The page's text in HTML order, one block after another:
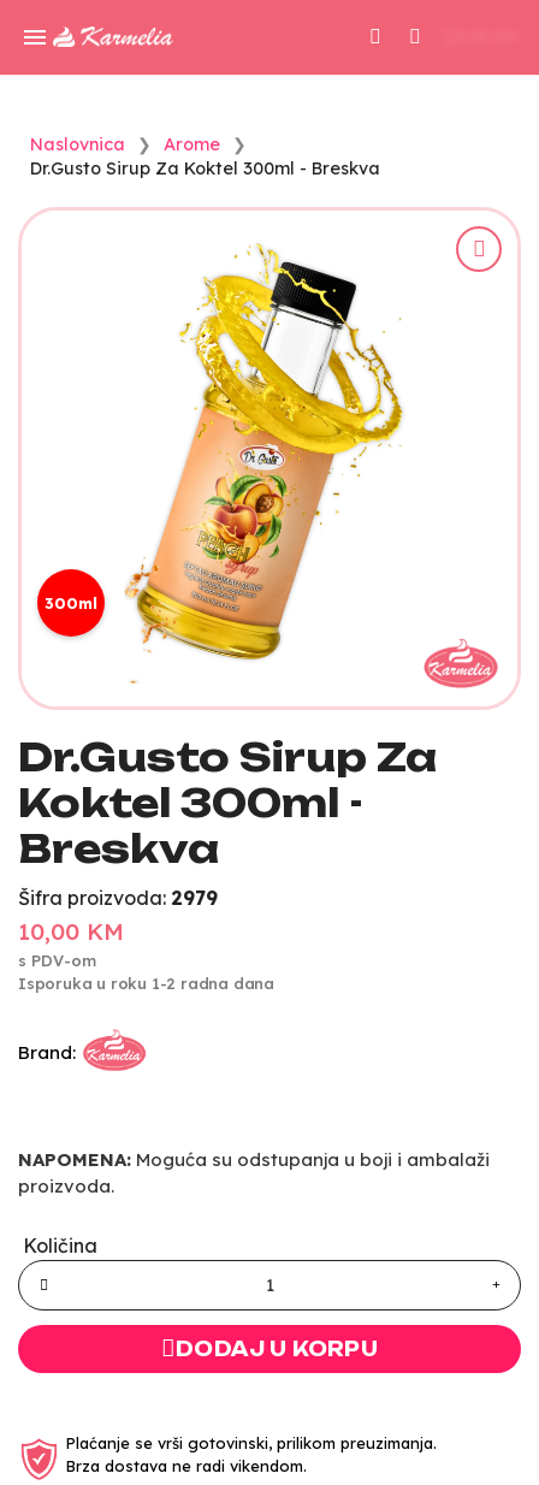
Naslovnica
Arome
Dr.Gusto Sirup Za Koktel 300ml - Breskva
300ml
Dr.Gusto Sirup Za
Koktel 300ml -
Breskva
Šifra proizvoda: 2979
10,00 KM
s PDV-om
Isporuka u roku 1-2 radna dana
Brand:
NAPOMENA: Moguća su odstupanja u boji i ambalaži
proizvoda.
Količina
DODAJ U KORPU
Plaćanje se vrši gotovinski, prilikom preuzimanja.
Brza dostava ne radi vikendom.